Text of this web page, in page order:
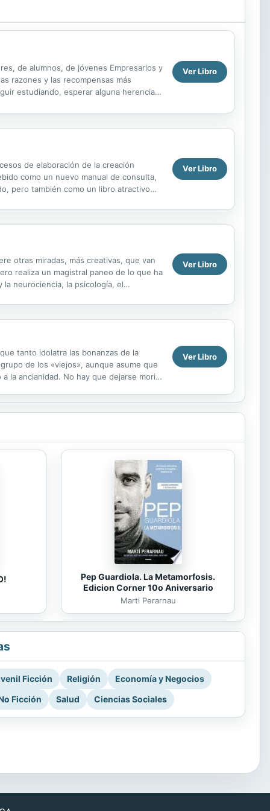
de alumnos, de jóvenes Empresarios y
razones y las recompensas más
estudiando, esperar alguna herencia,
Ver Libro
de elaboración de la creación
como un nuevo manual de consulta,
pero también como un libro atractivo
Ver Libro
otras miradas, más creativas, que van
realiza un magistral paneo de lo que ha
neurociencia, la psicología, el
Ver Libro
tanto idolatra las bonanzas de la
de los «viejos», aunque asume que
la ancianidad. No hay que dejarse morir,
Ver Libro
Pep Guardiola. La Metamorfosis.
Edicion Corner 10o Aniversario
Marti Perarnau
Ficción Religión
Economía y Negocios
Ficción
Salud Ciencias Sociales